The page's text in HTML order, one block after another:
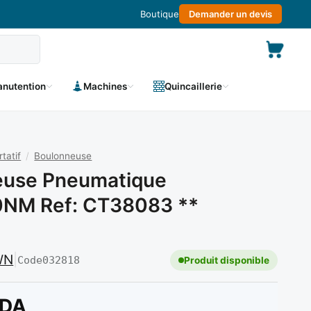
Boutique Demander un devis
Machines Quincaillerie
/ Boulonneuse
Pneumatique
Ref: CT38083 **
Code032818 Produit disponible